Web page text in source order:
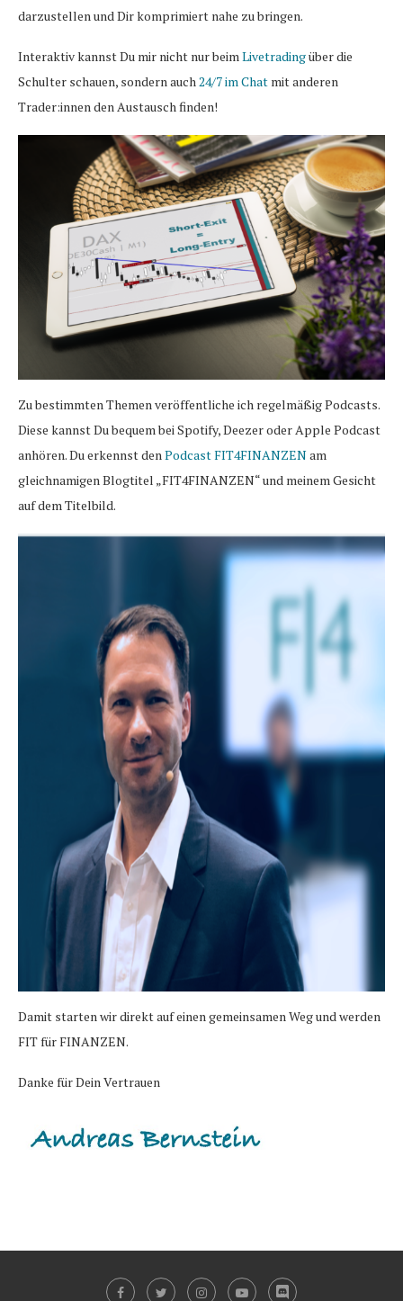
darzustellen und Dir komprimiert nahe zu bringen.
Interaktiv kannst Du mir nicht nur beim Livetradingüber die
Schulter schauen, sondern auch 24/7 im Chat mit anderen
Trader:innen den Austausch finden!
Zu bestimmten Themen veröffentliche ich regelmäßig Podcasts.
Diese kannst Du bequem bei Spotify, Deezer oder Apple Podcast
anhören. Du erkennst den Podcast FIT4FINANZENam
gleichnamigen Blogtitel „FIT4FINANZEN“ und meinem Gesicht
auf dem Titelbild.
Damit starten wir direkt auf einen gemeinsamen Weg und werden
FIT für FINANZEN.
Danke für Dein Vertrauen